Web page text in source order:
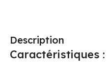
Description
Caractéristiques :